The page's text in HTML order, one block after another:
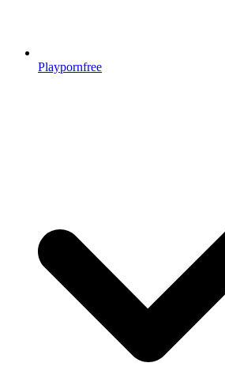
Playpornfree